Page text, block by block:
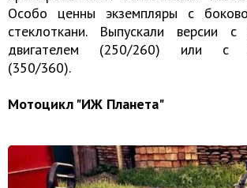
Особо ценны экземпляры с
стеклоткани. Выпускали версии с
двигателем (250/260) или с
(350/360).
Мотоцикл "ИЖ Планета"